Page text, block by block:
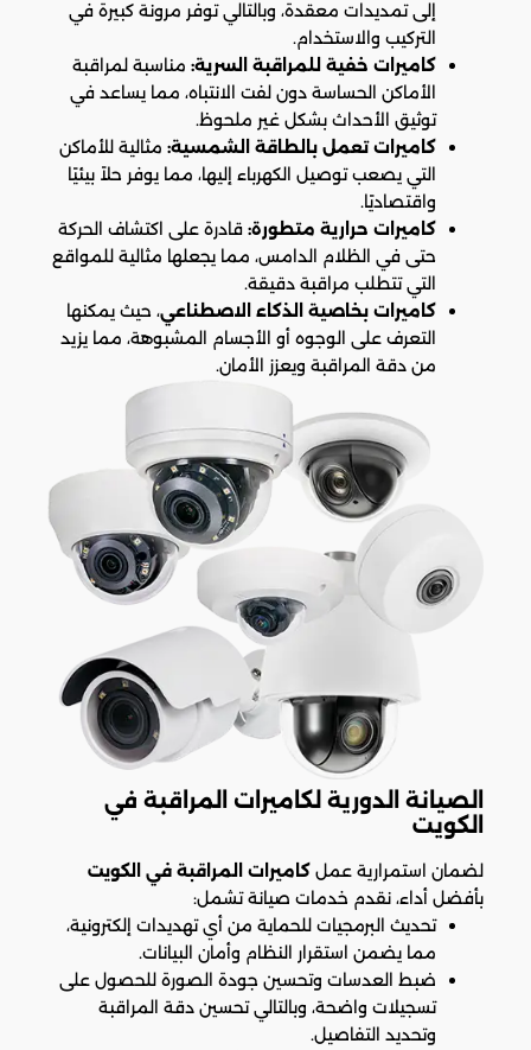
إلى تمديدات معقدة، وبالتالي توفر مرونة كبيرة في
التركيب والاستخدام.
كاميرات خفية للمراقبة السرية: مناسبة لمراقبة
الأماكن الحساسة دون لفت الانتباه، مما يساعد في
توثيق الأحداث بشكل غير ملحوظ.
كاميرات تعمل بالطاقة الشمسية: مثالية للأماكن
التي يصعب توصيل الكهرباء إليها، مما يوفر حلاً بيئيًا
واقتصاديًا.
كاميرات حرارية متطورة: قادرة على اكتشاف الحركة
حتى في الظلام الدامس، مما يجعلها مثالية للمواقع
التي تتطلب مراقبة دقيقة.
كاميرات بخاصية الذكاء الاصطناعي، حيث يمكنها
التعرف على الوجوه أو الأجسام المشبوهة، مما يزيد
من دقة المراقبة ويعزز الأمان.
الصيانة الدورية لكاميرات المراقبة في
الكويت
لضمان استمرارية عمل كاميرات المراقبة في الكويت
بأفضل أداء، نقدم خدمات صيانة تشمل:
تحديث البرمجيات للحماية من أي تهديدات إلكترونية،
مما يضمن استقرار النظام وأمان البيانات.
ضبط العدسات وتحسين جودة الصورة للحصول على
تسجيلات واضحة، وبالتالي تحسين دقة المراقبة
وتحديد التفاصيل.